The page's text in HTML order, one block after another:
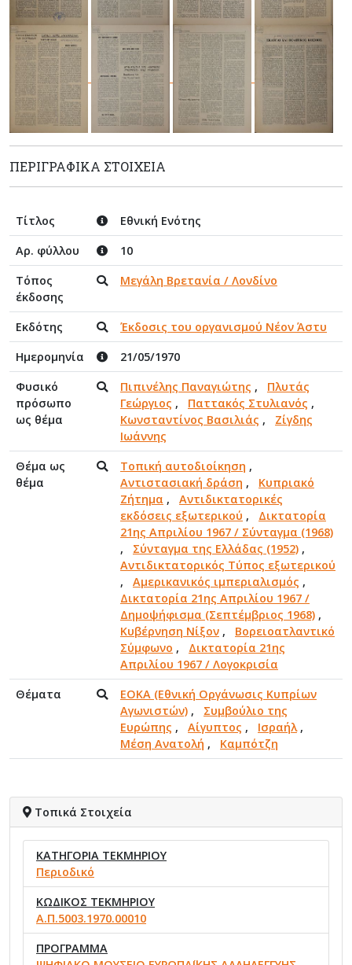
ΠΕΡΙΓΡΑΦΙΚΆ ΣΤΟΙΧΕΊΑ
Τίτλος
Εθνική Ενότης
Αρ. φύλλου
10
Τόπος
έκδοσης
Μεγάλη Βρετανία / Λονδίνο
Εκδότης
Έκδοσις του οργανισμού Νέον Άστυ
Ημερομηνία
21/05/1970
Φυσικό
πρόσωπο
ως θέμα
Πιπινέλης Παναγιώτης , Πλυτάς
Γεώργιος , Παττακός Στυλιανός ,
Κωνσταντίνος Βασιλιάς , Ζίγδης
Ιωάννης
Θέμα ως
θέμα
Τοπική αυτοδιοίκηση ,
Αντιστασιακή δράση , Κυπριακό
Ζήτημα , Αντιδικτατορικές
εκδόσεις εξωτερικού , Δικτατορία
21ης Απριλίου 1967 / Σύνταγμα (1968)
, Σύνταγμα της Ελλάδας (1952) ,
Αντιδικτατορικός Τύπος εξωτερικού
, Αμερικανικός ιμπεριαλισμός ,
Δικτατορία 21ης Απριλίου 1967 /
Δημοψήφισμα (Σεπτέμβριος 1968) ,
Κυβέρνηση Νίξον , Βορειοατλαντικό
Σύμφωνο , Δικτατορία 21ης
Απριλίου 1967 / Λογοκρισία
Θέματα
ΕΟΚΑ (Εθνική Οργάνωσις Κυπρίων
Αγωνιστών) , Συμβούλιο της
Ευρώπης , Αίγυπτος , Ισραήλ,
Μέση Ανατολή , Καμπότζη
Τοπικά Στοιχεία
ΚΑΤΗΓΟΡΙΑ ΤΕΚΜΗΡΙΟΥ
Περιοδικό
ΚΩΔΙΚΟΣ ΤΕΚΜΗΡΙΟΥ
Α.Π.5003.1970.00010
ΠΡΟΓΡΑΜΜΑ